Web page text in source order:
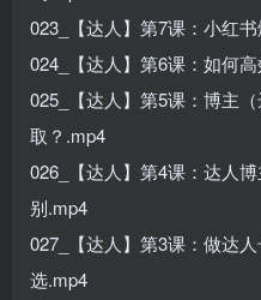
023_【达人】第7课：小红
024_【达人】第6课：如何
025_【达人】第5课：博主
取？.mp4
026_【达人】第4课：达人
别.mp4
027_【达人】第3课：做达
选.mp4